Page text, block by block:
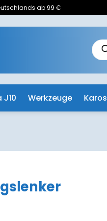
ab 99 €
Werkzeuge